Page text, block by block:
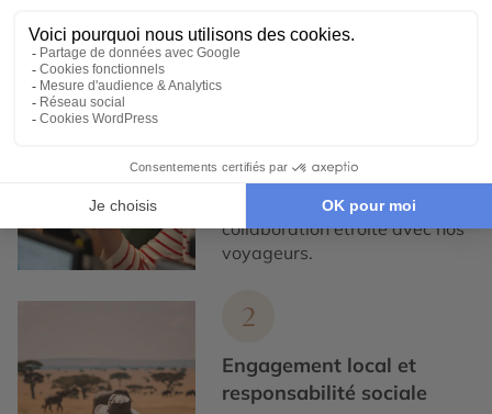
1
nous concevons des voyages
100% personnalisables, en
collaboration étroite avec nos
voyageurs.
2
Engagement local et
responsabilité sociale